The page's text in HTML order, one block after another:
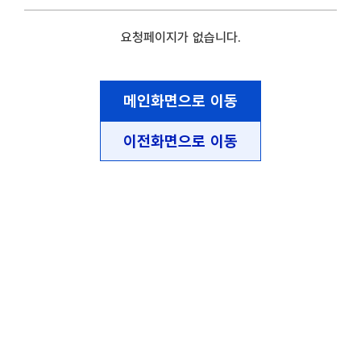
요청페이지가 없습니다.
메인화면으로 이동
이전화면으로 이동